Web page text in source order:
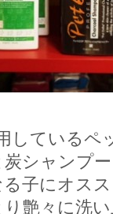
しているペ
シャンプ
子にオス
艶々に洗